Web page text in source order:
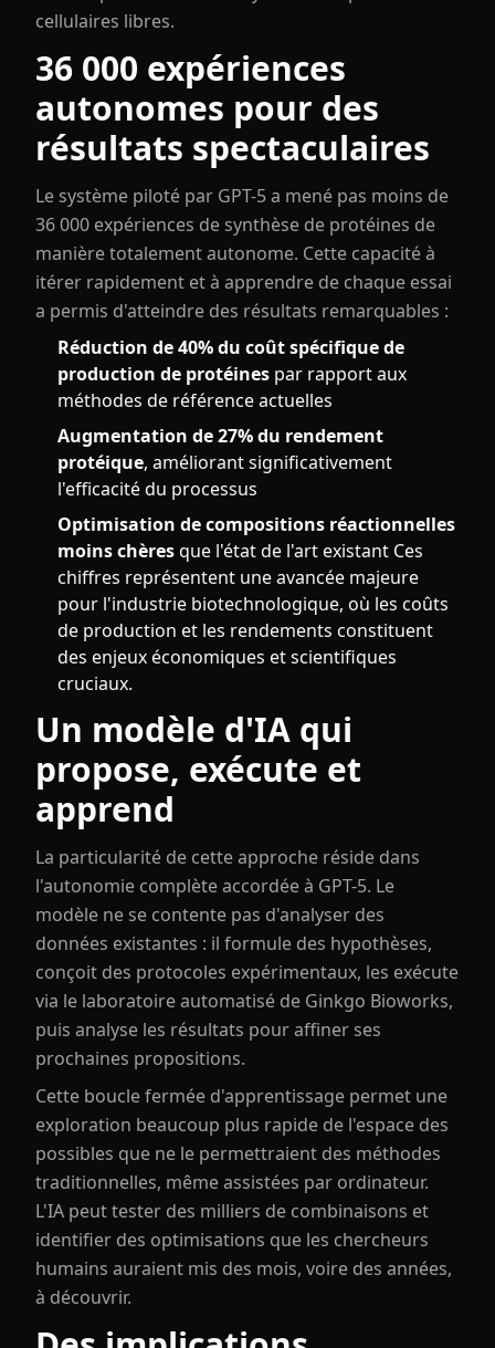
cellulaires libres.
36 000 expériences
autonomes pour des
résultats spectaculaires
Le système piloté par GPT-5 a mené pas moins de
36 000 expériences de synthèse de protéines de
manière totalement autonome. Cette capacité à
itérer rapidement et à apprendre de chaque essai
a permis d'atteindre des résultats remarquables :
Réduction de 40% du coût spécifique de
production de protéines par rapport aux
méthodes de référence actuelles
Augmentation de 27% du rendement
protéique, améliorant significativement
l'efficacité du processus
Optimisation de compositions réactionnelles
moins chèresque l'état de l'art existant Ces
chiffres représentent une avancée majeure
pour l'industrie biotechnologique, où les coûts
de production et les rendements constituent
des enjeux économiques et scientifiques
cruciaux.
Un modèle d'IA qui
propose, exécute et
apprend
La particularité de cette approche réside dans
l'autonomie complète accordée à GPT-5. Le
modèle ne se contente pas d'analyser des
données existantes : il formule des hypothèses,
conçoit des protocoles expérimentaux, les exécute
via le laboratoire automatisé de Ginkgo Bioworks,
puis analyse les résultats pour affiner ses
prochaines propositions.
Cette boucle fermée d'apprentissage permet une
exploration beaucoup plus rapide de l'espace des
possibles que ne le permettraient des méthodes
traditionnelles, même assistées par ordinateur.
L'IA peut tester des milliers de combinaisons et
identifier des optimisations que les chercheurs
humains auraient mis des mois, voire des années,
à découvrir.